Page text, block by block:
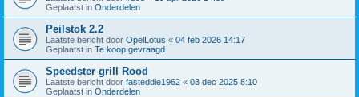
Geplaatst in Onderdelen
Peilstok 2.2
Laatste bericht door OpelLotus « 04 feb 2026 14:17
Geplaatst in Te koop gevraagd
Speedster grill Rood
Laatste bericht door fasteddie1962 « 03 dec 2025 8:10
Geplaatst in Onderdelen